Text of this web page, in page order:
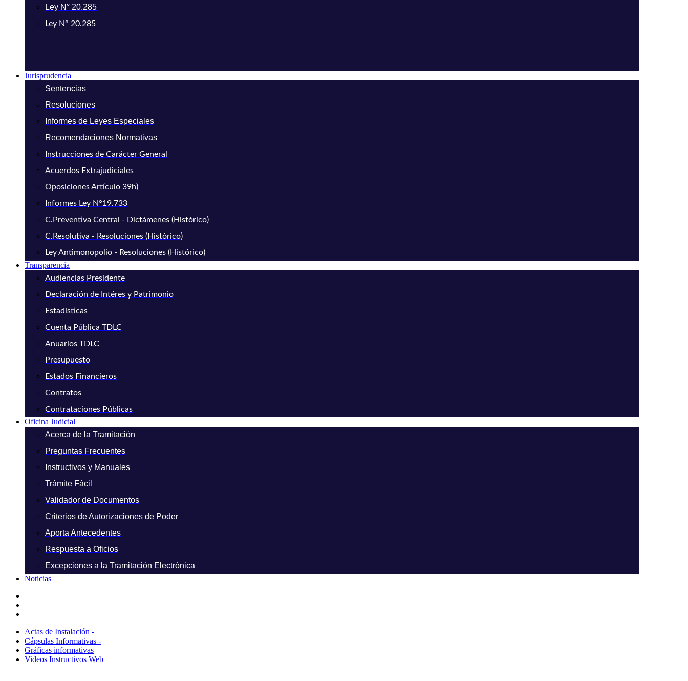
Ley N° 20.285
Ley N° 20.285
Jurisprudencia
Sentencias
Resoluciones
Informes de Leyes Especiales
Recomendaciones Normativas
Instrucciones de Carácter General
Acuerdos Extrajudiciales
Oposiciones Artículo 39h)
Informes Ley N°19.733
C.Preventiva Central - Dictámenes (Histórico)
C.Resolutiva - Resoluciones (Histórico)
Ley Antimonopolio - Resoluciones (Histórico)
Transparencia
Audiencias Presidente
Declaración de Intéres y Patrimonio
Estadísticas
Cuenta Pública TDLC
Anuarios TDLC
Presupuesto
Estados Financieros
Contratos
Contrataciones Públicas
Oficina Judicial
Acerca de la Tramitación
Preguntas Frecuentes
Instructivos y Manuales
Trámite Fácil
Validador de Documentos
Criterios de Autorizaciones de Poder
Aporta Antecedentes
Respuesta a Oficios
Excepciones a la Tramitación Electrónica
Noticias
Actas de Instalación -
Cápsulas Informativas -
Gráficas informativas
Videos Instructivos Web